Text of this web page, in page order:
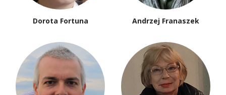
Dorota Fortuna Andrzej Franaszek